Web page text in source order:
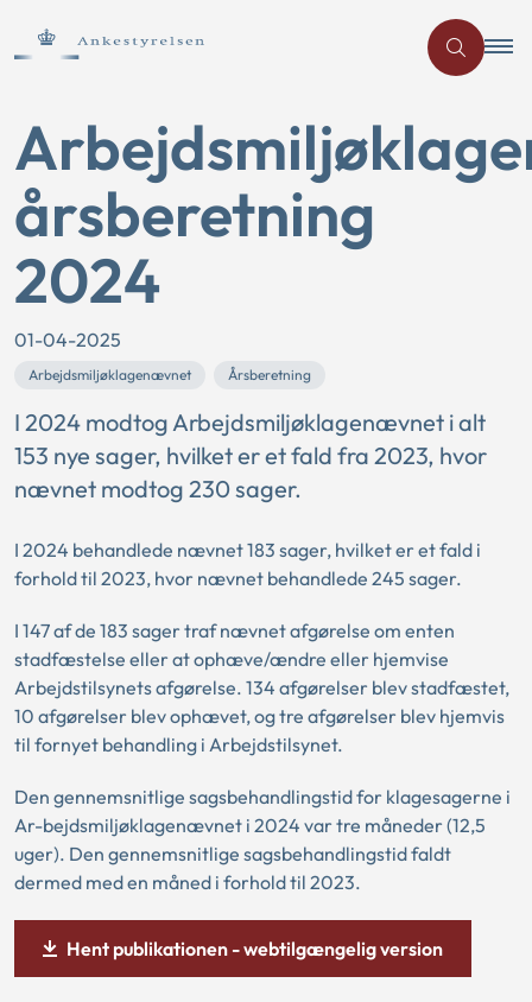
årsberetning
2024
01-04-2025
Arbejdsmiljøklagenævnet Årsberetning
I 2024 modtog Arbejdsmiljøklagenævnet i alt
153 nye sager, hvilket er et fald fra 2023, hvor
nævnet modtog 230 sager.
I 2024 behandlede nævnet 183 sager, hvilket er et fald i
forhold til 2023, hvor nævnet behandlede 245 sager.
I 147 af de 183 sager traf nævnet afgørelse om enten
stadfæstelse eller at ophæve/ændre eller hjemvise
Arbejdstilsynets afgørelse. 134 afgørelser blev stadfæstet,
10 afgørelser blev ophævet, og tre afgørelser blev hjemvis
til fornyet behandling i Arbejdstilsynet.
Den gennemsnitlige sagsbehandlingstid for klagesagerne i
Ar-bejdsmiljøklagenævnet i 2024 var tre måneder (12,5
uger). Den gennemsnitlige sagsbehandlingstid faldt
dermed med en måned i forhold til 2023.
Hent publikationen - webtilgængelig version